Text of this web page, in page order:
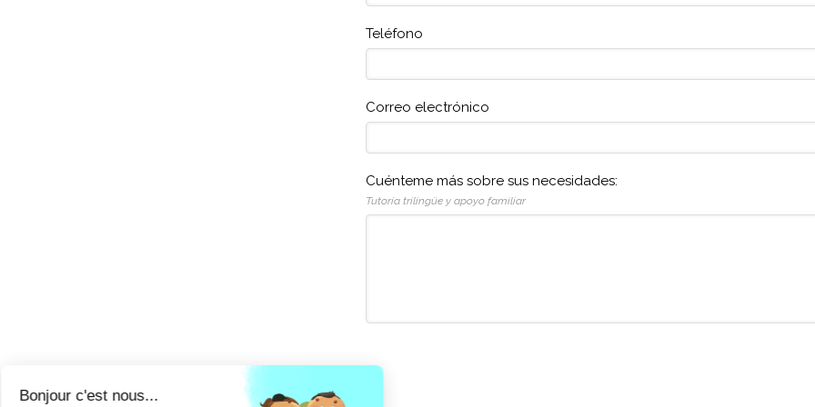
Teléfono
Correo electrónico
Cuénteme más sobre sus necesidades:
Tutoría trilingüe y apoyo familiar